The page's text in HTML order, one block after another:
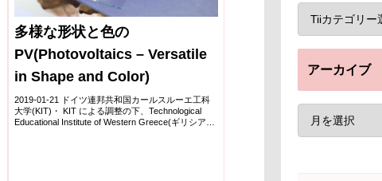
多様な形状と色の
PV(Photovoltaics – Versatile
in Shape and Color)
2019-01-21 ドイツ連邦共和国カールスルーエ工科
大学(KIT)・ KIT による調整の下、Technological
Educational Institute of Western Greece(ギリシア)
アーカイブ